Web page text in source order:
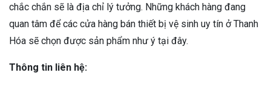
chắc chắn sẽ là địa chỉ lý tưởng. Những khách hàng đang
quan tâm để các cửa hàng bán thiết bị vệ sinh uy tín ở Thanh
Hóa sẽ chọn được sản phẩm như ý tại đây.
Thông tin liên hệ: